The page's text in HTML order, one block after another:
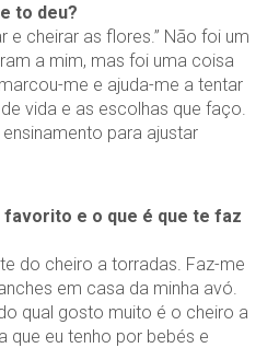
to deu?
e cheirar as flores.” Não foi um
a mim, mas foi uma coisa
me e ajuda-me a tentar
vida e as escolhas que faço.
para ajustar
favorito e o que é que te faz
do cheiro a torradas. Faz-me
em casa da minha avó.
qual gosto muito é o cheiro a
que eu tenho por bebés e